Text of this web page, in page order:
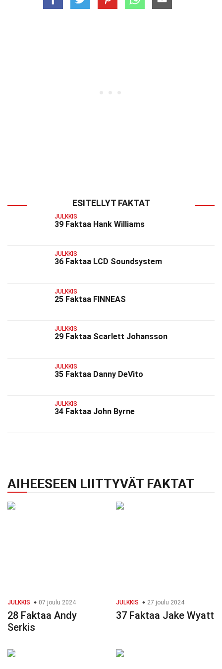
ESITELLYT FAKTAT
JULKKIS
39 Faktaa Hank Williams
JULKKIS
36 Faktaa LCD Soundsystem
JULKKIS
25 Faktaa FINNEAS
JULKKIS
29 Faktaa Scarlett Johansson
JULKKIS
35 Faktaa Danny DeVito
JULKKIS
34 Faktaa John Byrne
AIHEESEEN LIITTYVÄT FAKTAT
JULKKIS 07 joulu 2024
28 Faktaa Andy
Serkis
JULKKIS 27 joulu 2024
37 Faktaa Jake Wyatt